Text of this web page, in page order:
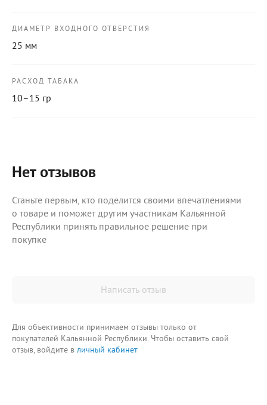
ДИАМЕТР ВХОДНОГО ОТВЕРСТИЯ
25 мм
РАСХОД ТАБАКА
10–15 гр
Нет отзывов
Станьте первым, кто поделится своими впечатлениями
о товаре и поможет другим участникам Кальянной
Республики принять правильное решение при
покупке
Написать отзыв
Для объективности принимаем отзывы только от
покупателей Кальянной Республики. Чтобы оставить свой
отзыв, войдите в личный кабинет